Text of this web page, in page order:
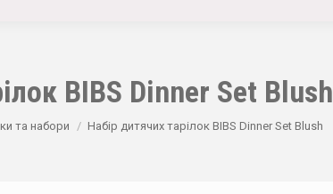
BIBS Dinner Set Blush
та набори Набір дитячих тарілок BIBS Dinner Set Blush